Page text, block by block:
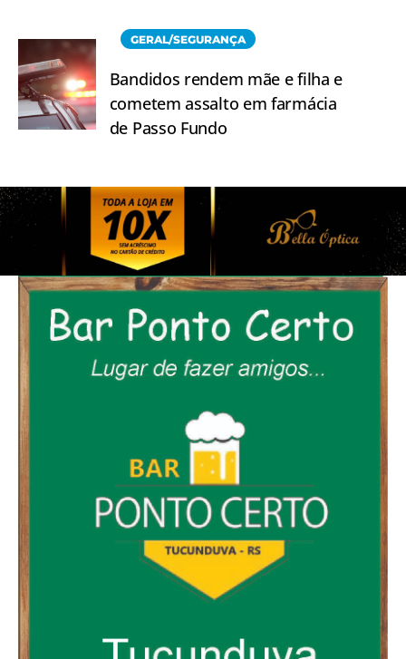
GERAL/SEGURANÇA
Bandidos rendem mãe e filha e
cometem assalto em farmácia
de Passo Fundo